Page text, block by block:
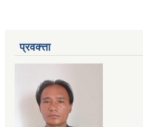
प्रवक्त्ता